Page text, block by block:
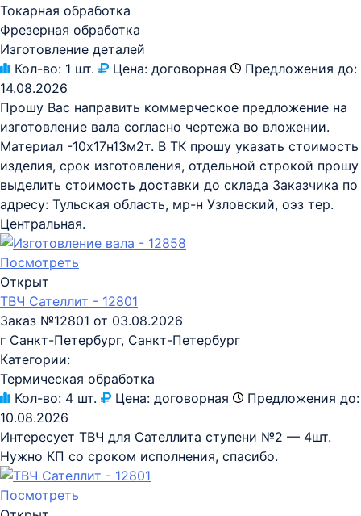
Токарная обработка
Фрезерная обработка
Изготовление деталей
Кол-во: 1 шт. Цена: договорная
Предложения до:
14.08.2026
Прошу Вас направить коммерческое предложение на
изготовление вала согласно чертежа во вложении.
Материал -10х17н13м2т. В ТК прошу указать стоимость
изделия, срок изготовления, отдельной строкой прошу
выделить стоимость доставки до склада Заказчика по
адресу: Тульская область, мр-н Узловский, оэз тер.
Центральная.
Посмотреть
Открыт
ТВЧ Сателлит - 12801
Заказ №12801 от 03.08.2026
г Санкт-Петербург, Санкт-Петербург
Категории:
Термическая обработка
Кол-во: 4 шт. Цена: договорная
Предложения до:
10.08.2026
Интересует ТВЧ для Сателлита ступени №2 — 4шт.
Нужно КП со сроком исполнения, спасибо.
Посмотреть